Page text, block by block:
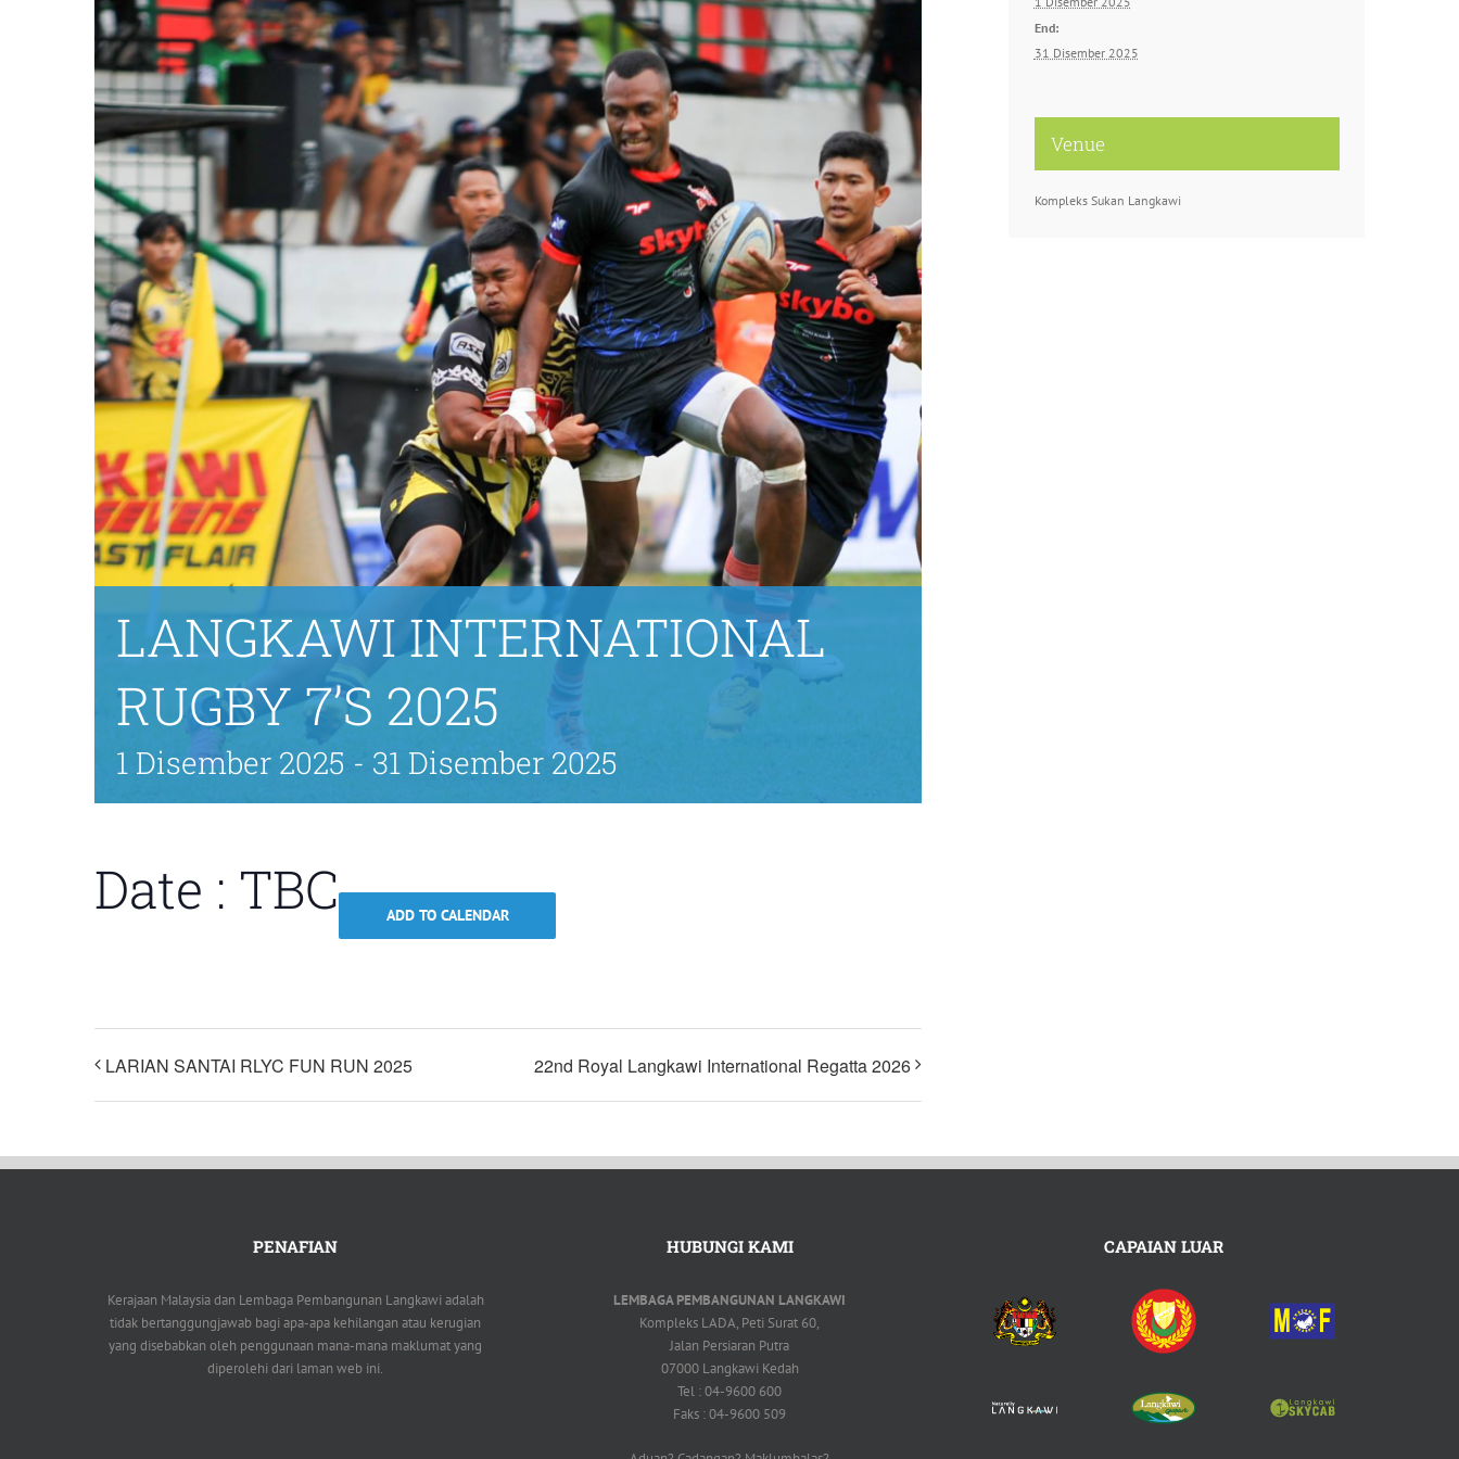
LANGKAWI INTERNATIONAL
RUGBY 7’S 2025
1 Disember 2025 - 31 Disember 2025
Date : TBC ADD TO CALENDAR
LARIAN SANTAI RLYC FUN RUN 2025 22nd Royal Langkawi International Regatta 2026
End:
31 Disember 2025
Venue
Kompleks Sukan Langkawi
PENAFIAN
Kerajaan Malaysia dan Lembaga Pembangunan Langkawi adalah
tidak bertanggungjawab bagi apa-apa kehilangan atau kerugian
yang disebabkan oleh penggunaan mana-mana maklumat yang
diperolehi dari laman web ini.
HUBUNGI KAMI
LEMBAGA PEMBANGUNAN LANGKAWI
Kompleks LADA, Peti Surat 60,
Jalan Persiaran Putra
07000 Langkawi Kedah
Tel : 04-9600 600
Faks : 04-9600 509
CAPAIAN LUAR